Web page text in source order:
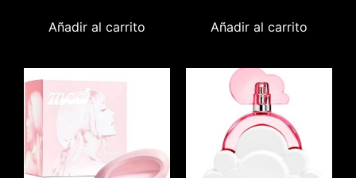
Añadir al carrito Añadir al carrito